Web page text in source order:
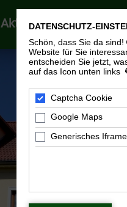
AktivitätenDATENSCHUTZ-
Schön, dass Sie da sind!
Website für Sie
entscheiden Sie jetzt,
auf das Icon unten links
Captcha Cookie
Google Maps
Generisches Iframe